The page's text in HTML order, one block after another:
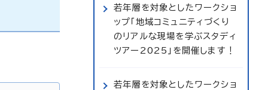
若年層を対象としたワークショ
ップ「地域コミュニティづくり
のリアルな現場を学ぶスタディ
ツアー2025」を開催します！
若年層を対象としたワークショ